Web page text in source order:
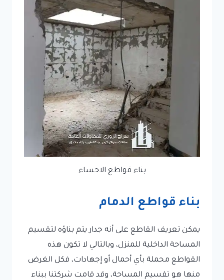
بناء قواطع الاحساء
بناء قواطع الدمام
يمكن تعريف القاطع على أنه جدار يتم بناؤه لتقسيم
المساحة الداخلية للمنزل، وبالتالي لا تكون هذه
القواطع محملة بأي أحمال أو إجهادات، فكل الغرض
منها هو تقسيم المساحة، وقد قامت شركتنا ببناء